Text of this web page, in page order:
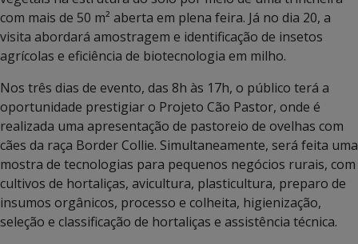
com mais de 50 m² aberta em plena feira. Já no dia 20, a
visita abordará amostragem e identificação de insetos
agrícolas e eficiência de biotecnologia em milho.
Nos três dias de evento, das 8h às 17h, o público terá a
oportunidade prestigiar o Projeto Cão Pastor, onde é
realizada uma apresentação de pastoreio de ovelhas com
cães da raça Border Collie. Simultaneamente, será feita uma
mostra de tecnologias para pequenos negócios rurais, com
cultivos de hortaliças, avicultura, plasticultura, preparo de
insumos orgânicos, processo e colheita, higienização,
seleção e classificação de hortaliças e assistência técnica.